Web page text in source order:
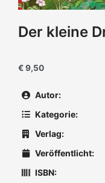
Der kleine
€ 9,50
Autor:
Kategorie:
Verlag:
Veröffentlicht:
ISBN: